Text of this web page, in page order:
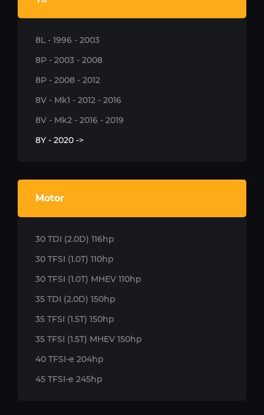
8L - 1996 - 2003
8P - 2003 - 2008
8P - 2008 - 2012
8V - Mk1 - 2012 - 2016
8V - Mk2 - 2016 - 2019
8Y - 2020 ->
Motor
30 TDI (2.0D) 116hp
30 TFSI (1.0T) 110hp
30 TFSI (1.0T) MHEV 110hp
35 TDI (2.0D) 150hp
35 TFSI (1.5T) 150hp
35 TFSI (1.5T) MHEV 150hp
40 TFSI-e 204hp
45 TFSI-e 245hp